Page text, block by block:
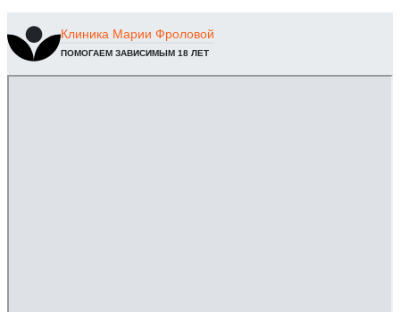
Клиника Марии Фроловой
ПОМОГАЕМ ЗАВИСИМЫМ 18 ЛЕТ